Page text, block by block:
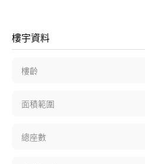
樓宇資料
樓齡
面積範圍
總座數